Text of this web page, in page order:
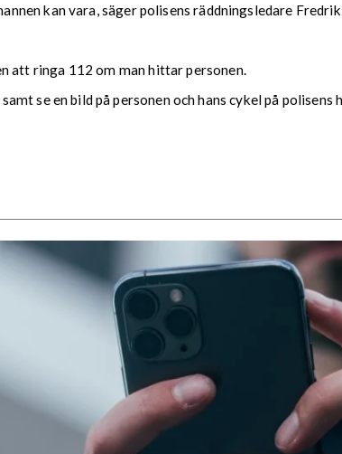
kan vara, säger polisens räddningsledare
att ringa 112 om man hittar personen.
samt se en bild på personen och hans cykel på polisens